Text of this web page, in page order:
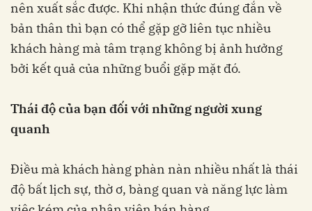
nên xuất sắc được. Khi nhận thức đúng đắn về
bản thân thì bạn có thể gặp gỡ liên tục nhiều
khách hàng mà tâm trạng không bị ảnh hưởng
bởi kết quả của những buổi gặp mặt đó.
Thái độ của bạn đối với những người xung
quanh
Điều mà khách hàng phàn nàn nhiều nhất là thái
độ bất lịch sự, thờ ơ, bàng quan và năng lực làm